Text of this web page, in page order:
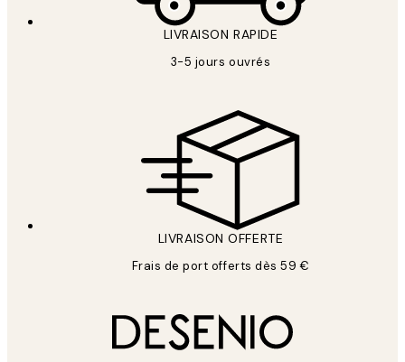
LIVRAISON RAPIDE
3-5 jours ouvrés
LIVRAISON OFFERTE
Frais de port offerts dès 59 €